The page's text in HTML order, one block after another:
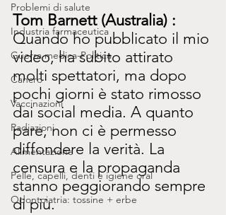
Problemi di salute
Industria farmaceutica
Guerra medica-Politica
Cancro
Vaccinazioni
Radiazioni
Alimentazione
Pelle, capelli, denti e igiene oral
Odontoiatria: tossine + erbe
Tom Barnett (Australia) :
Quando ho pubblicato il mio
video, ha subito attirato
molti spettatori, ma dopo
pochi giorni è stato rimosso
dai social media. A quanto
pare, non ci è permesso
diffondere la verità. La
censura e la propaganda
stanno peggiorando sempre
di più.